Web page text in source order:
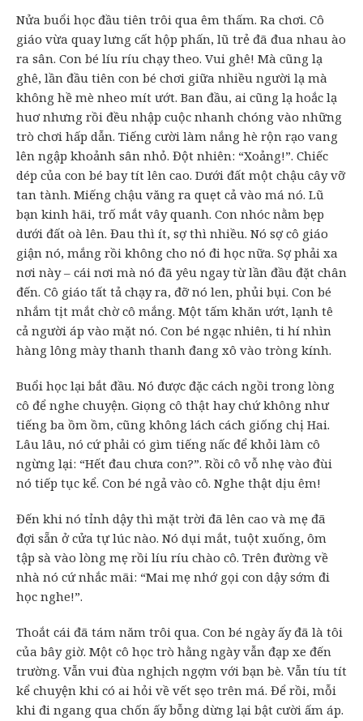
Nửa buổi học đầu tiên trôi qua êm thấm. Ra chơi. Cô
giáo vừa quay lưng cất hộp phấn, lũ trẻ đã đua nhau ào
ra sân. Con bé líu ríu chạy theo. Vui ghê! Mà cũng lạ
ghê, lần đầu tiên con bé chơi giữa nhiều người lạ mà
không hề mè nheo mít ướt. Ban đầu, ai cũng lạ hoắc lạ
huơ nhưng rồi đều nhập cuộc nhanh chóng vào những
trò chơi hấp dẫn. Tiếng cười làm nắng hè rộn rạo vang
lên ngập khoảnh sân nhỏ. Đột nhiên: “Xoảng!”. Chiếc
dép của con bé bay tít lên cao. Dưới đất một chậu cây vỡ
tan tành. Miếng chậu văng ra quẹt cả vào má nó. Lũ
bạn kinh hãi, trố mắt vây quanh. Con nhóc nằm bẹp
dưới đất oà lên. Đau thì ít, sợ thì nhiều. Nó sợ cô giáo
giận nó, mắng rồi không cho nó đi học nữa. Sợ phải xa
nơi này – cái nơi mà nó đã yêu ngay từ lần đầu đặt chân
đến. Cô giáo tất tả chạy ra, đỡ nó len, phủi bụi. Con bé
nhắm tịt mắt chờ cô mắng. Một tấm khăn ướt, lạnh tê
cả người áp vào mặt nó. Con bé ngạc nhiên, ti hí nhìn
hàng lông mày thanh thanh đang xô vào tròng kính.
Buổi học lại bắt đầu. Nó được đặc cách ngồi trong lòng
cô để nghe chuyện. Giọng cô thật hay chứ không như
tiếng ba ồm ồm, cũng không lách cách giống chị Hai.
Lâu lâu, nó cứ phải có gìm tiếng nấc để khỏi làm cô
ngừng lại: “Hết đau chưa con?”. Rồi cô vỗ nhẹ vào đùi
nó tiếp tục kể. Con bé ngả vào cô. Nghe thật dịu êm!
Đến khi nó tỉnh dậy thì mặt trời đã lên cao và mẹ đã
đợi sẵn ở cửa tự lúc nào. Nó dụi mắt, tuột xuống, ôm
tập sà vào lòng mẹ rồi líu ríu chào cô. Trên đường về
nhà nó cứ nhắc mãi: “Mai mẹ nhớ gọi con dậy sớm đi
học nghe!”.
Thoắt cái đã tám năm trôi qua. Con bé ngày ấy đã là tôi
của bây giờ. Một cô học trò hằng ngày vẫn đạp xe đến
trường. Vẫn vui đùa nghịch ngợm với bạn bè. Vẫn tíu tít
kể chuyện khi có ai hỏi về vết sẹo trên má. Để rồi, mỗi
khi đi ngang qua chốn ấy bỗng dừng lại bật cười ấm áp.